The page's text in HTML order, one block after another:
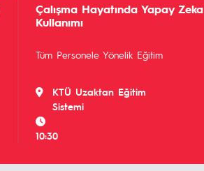
Çalışma Hayatında Yapay Zeka
Kullanımı
Tüm Personele Yönelik Eğitim
KTÜ Uzaktan Eğitim
Sistemi
10:30